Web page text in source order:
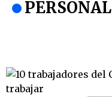
PERSONAL